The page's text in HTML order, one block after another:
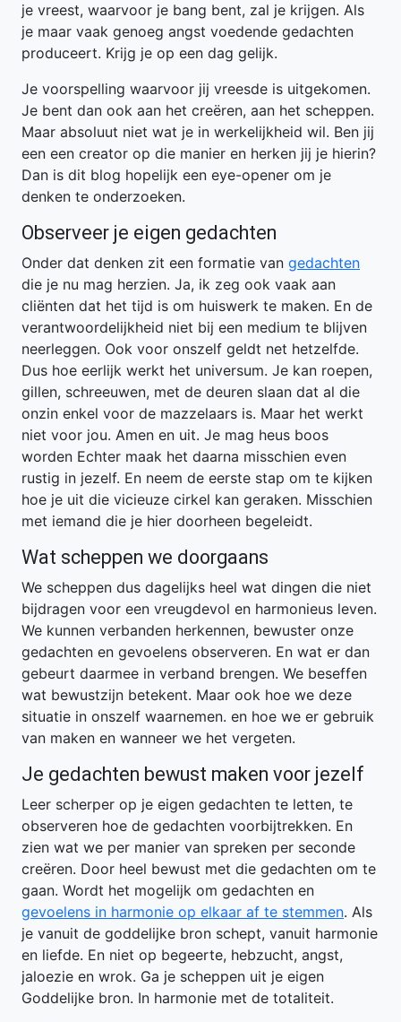
je vreest, waarvoor je bang bent, zal je krijgen. Als
je maar vaak genoeg angst voedende gedachten
produceert. Krijg je op een dag gelijk.
Je voorspelling waarvoor jij vreesde is uitgekomen.
Je bent dan ook aan het creëren, aan het scheppen.
Maar absoluut niet wat je in werkelijkheid wil. Ben jij
een een creator op die manier en herken jij je hierin?
Dan is dit blog hopelijk een eye-opener om je
denken te onderzoeken.
Observeer je eigen gedachten
Onder dat denken zit een formatie van gedachten
die je nu mag herzien. Ja, ik zeg ook vaak aan
cliënten dat het tijd is om huiswerk te maken. En de
verantwoordelijkheid niet bij een medium te blijven
neerleggen. Ook voor onszelf geldt net hetzelfde.
Dus hoe eerlijk werkt het universum. Je kan roepen,
gillen, schreeuwen, met de deuren slaan dat al die
onzin enkel voor de mazzelaars is. Maar het werkt
niet voor jou. Amen en uit. Je mag heus boos
worden Echter maak het daarna misschien even
rustig in jezelf. En neem de eerste stap om te kijken
hoe je uit die vicieuze cirkel kan geraken. Misschien
met iemand die je hier doorheen begeleidt.
Wat scheppen we doorgaans
We scheppen dus dagelijks heel wat dingen die niet
bijdragen voor een vreugdevol en harmonieus leven.
We kunnen verbanden herkennen, bewuster onze
gedachten en gevoelens observeren. En wat er dan
gebeurt daarmee in verband brengen. We beseffen
wat bewustzijn betekent. Maar ook hoe we deze
situatie in onszelf waarnemen. en hoe we er gebruik
van maken en wanneer we het vergeten.
Je gedachten bewust maken voor jezelf
Leer scherper op je eigen gedachten te letten, te
observeren hoe de gedachten voorbijtrekken. En
zien wat we per manier van spreken per seconde
creëren. Door heel bewust met die gedachten om te
gaan. Wordt het mogelijk om gedachten en
gevoelens in harmonie op elkaar af te stemmen. Als
je vanuit de goddelijke bron schept, vanuit harmonie
en liefde. En niet op begeerte, hebzucht, angst,
jaloezie en wrok. Ga je scheppen uit je eigen
Goddelijke bron. In harmonie met de totaliteit.